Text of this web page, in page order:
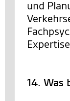
und
14. Was